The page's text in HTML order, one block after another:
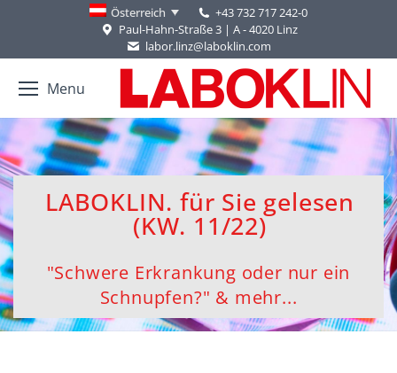
Österreich
+43 732 717 242-0
Paul-Hahn-Straße 3 | A - 4020 Linz
labor.linz@laboklin.com
Menu
LABOKLIN. für Sie gelesen
(KW. 11/22)
"Schwere Erkrankung oder nur ein
Schnupfen?" & mehr...